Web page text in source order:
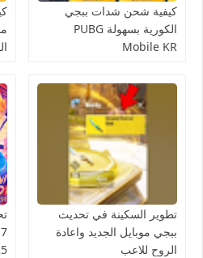
كيفية شحن شدات ببجي
الكورية بسهولة PUBG
Mobile KR
تطوير السكينة في تحديث
ببجي موبايل الجديد واعادة
الروح للاعب